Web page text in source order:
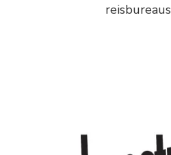
reisbureaus